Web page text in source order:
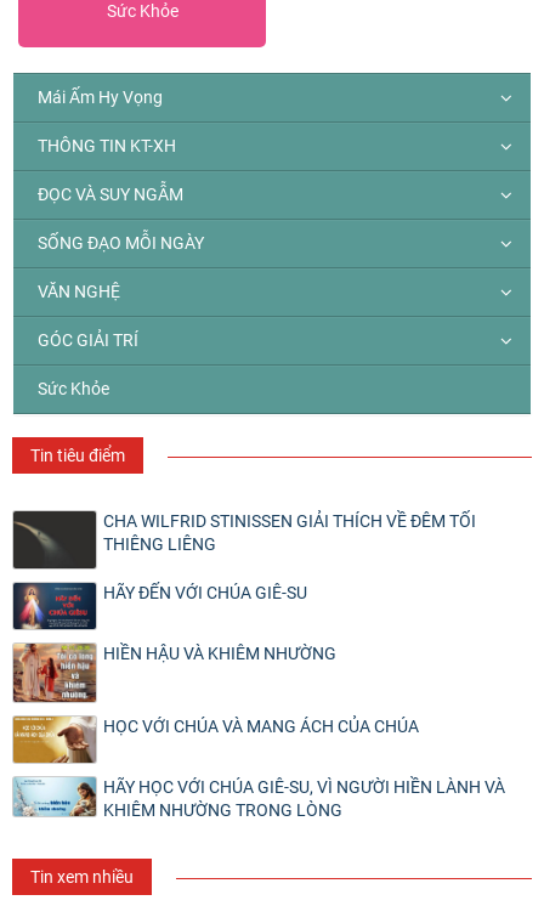
Sức Khỏe
Mái Ấm Hy Vọng
THÔNG TIN KT-XH
ĐỌC VÀ SUY NGẪM
SỐNG ĐẠO MỖI NGÀY
VĂN NGHỆ
GÓC GIẢI TRÍ
Sức Khỏe
Tin tiêu điểm
CHA WILFRID STINISSEN GIẢI THÍCH VỀ ĐÊM TỐI
THIÊNG LIÊNG
HÃY ĐẾN VỚI CHÚA GIÊ-SU
HIỀN HẬU VÀ KHIÊM NHƯỜNG
HỌC VỚI CHÚA VÀ MANG ÁCH CỦA CHÚA
HÃY HỌC VỚI CHÚA GIÊ-SU, VÌ NGƯỜI HIỀN LÀNH VÀ
KHIÊM NHƯỜNG TRONG LÒNG
Tin xem nhiều